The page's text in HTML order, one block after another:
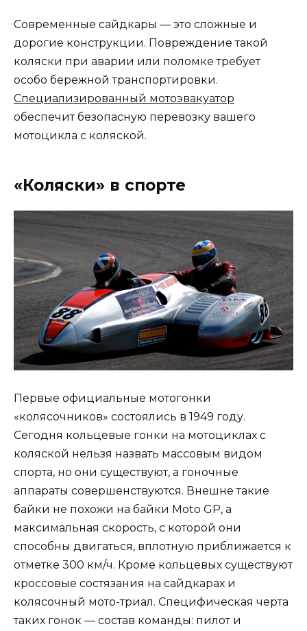
Современные сайдкары — это сложные и
дорогие конструкции. Повреждение такой
коляски при аварии или поломке требует
особо бережной транспортировки.
Специализированный мотоэвакуатор
обеспечит безопасную перевозку вашего
мотоцикла с коляской.
«Коляски» в спорте
Первые официальные мотогонки
«колясочников» состоялись в 1949 году.
Сегодня кольцевые гонки на мотоциклах с
коляской нельзя назвать массовым видом
спорта, но они существуют, а гоночные
аппараты совершенствуются. Внешне такие
байки не похожи на байки Moto GP, а
максимальная скорость, с которой они
способны двигаться, вплотную приближается к
отметке 300 км/ч. Кроме кольцевых существуют
кроссовые состязания на сайдкарах и
колясочный мото-триал. Специфическая черта
таких гонок — состав команды: пилот и